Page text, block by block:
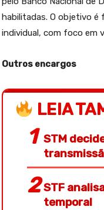
habilitadas. O objetivo
individual, com foco em
Outros encargos
LEIA
STM
STF
temporal